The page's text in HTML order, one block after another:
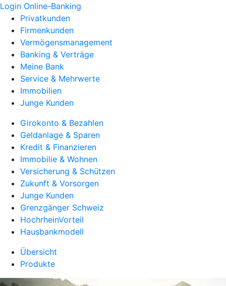
Login Online-Banking
Privatkunden
Firmenkunden
Vermögensmanagement
Banking & Verträge
Meine Bank
Service & Mehrwerte
Immobilien
Junge Kunden
Girokonto & Bezahlen
Geldanlage & Sparen
Kredit & Finanzieren
Immobilie & Wohnen
Versicherung & Schützen
Zukunft & Vorsorgen
Junge Kunden
Grenzgänger Schweiz
HochrheinVorteil
Hausbankmodell
Übersicht
Produkte